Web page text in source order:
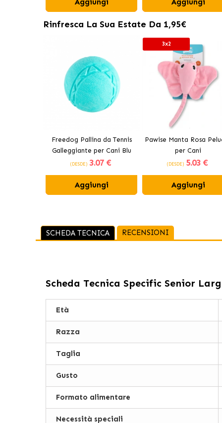
Aggiungi Aggiungi
Rinfresca La Sua Estate Da 1,95€
Freedog Pallina da Tennis
Galleggiante per Cani Blu
(DESDE) 3.07 €
Aggiungi
3x2
Pawise Manta Rosa
per Cani
(DESDE) 5.03 €
Aggiungi
SCHEDA TECNICA RECENSIONI
Scheda Tecnica Specific Senior
Età
Razza
Taglia
Gusto
Formato alimentare
Necessità speciali